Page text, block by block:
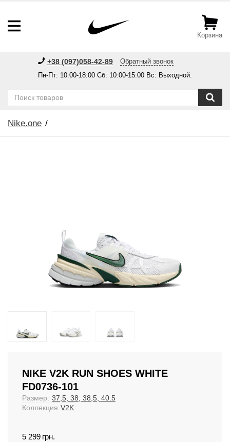
Корзина
+38 (097)058-42-89
Обратный звонок
Пн-Пт: 10:00-18:00 Сб: 10:00-15:00 Вс: Выходной.
Nike.one
NIKE V2K RUN SHOES WHITE
FD0736-101
Размер: 37,5, 38, 38,5, 40.5
Коллекция V2K
5 299 грн.